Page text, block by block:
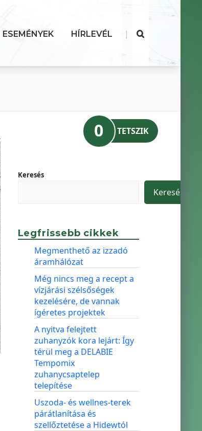
ESEMÉNYEK HÍRLEVÉL |
0 TETSZIK
Keresés
Keresés
Legfrissebb cikkek
Megmenthető az izzadó
áramhálózat
Még nincs meg a recept a
vízjárási szélsőségek
kezelésére, de vannak
ígéretes projektek
A nyitva felejtett
zuhanyzók kora lejárt: Így
térül meg a DELABIE
Tempomix
zuhanycsaptelep
telepítése
Uszoda- és wellnes-terek
párátlanítása és
szellőztetése a Hidewtól